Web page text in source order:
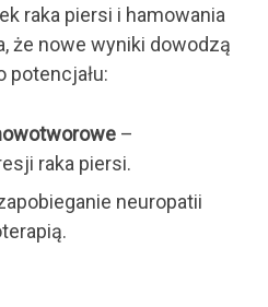
raka piersi i hamowania
że nowe wyniki dowodzą
–
raka piersi.
neuropatii